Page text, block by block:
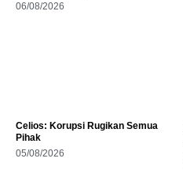
06/08/2026
Celios: Korupsi Rugikan Semua
Pihak
05/08/2026